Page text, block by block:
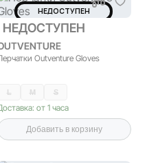
НЕДОСТУПЕН
НЕДОСТУПЕН
Outventure Gloves
L M S
от 1 часа
Добавить в корзину